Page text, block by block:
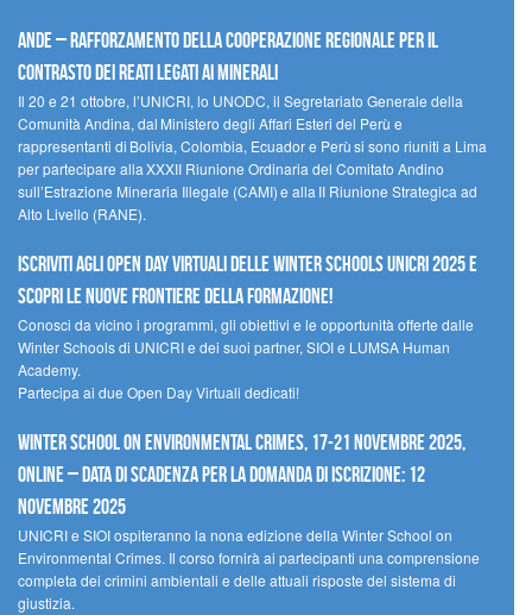
Ande – Rafforzamento della cooperazione regionale per il
contrasto dei reati legati ai minerali
Il 20 e 21 ottobre, l’UNICRI, lo UNODC, il Segretariato Generale della
Comunità Andina, dal Ministero degli Affari Esteri del Perù e
rappresentanti di Bolivia, Colombia, Ecuador e Perù si sono riuniti a Lima
per partecipare alla XXXII Riunione Ordinaria del Comitato Andino
sull’Estrazione Mineraria Illegale (CAMI) e alla II Riunione Strategica ad
Alto Livello (RANE).
Iscriviti agli Open Day Virtuali delle Winter Schools UNICRI 2025 e
scopri le nuove frontiere della formazione!
Conosci da vicino i programmi, gli obiettivi e le opportunità offerte dalle
Winter Schools di UNICRI e dei suoi partner, SIOI e LUMSA Human
Academy.
Partecipa ai due Open Day Virtuali dedicati!
Winter School on Environmental Crimes, 17-21 novembre 2025,
Online – Data di scadenza per la domanda di iscrizione: 12
novembre 2025
UNICRI e SIOI ospiteranno la nona edizione della Winter School on
Environmental Crimes. Il corso fornirà ai partecipanti una comprensione
completa dei crimini ambientali e delle attuali risposte del sistema di
giustizia.